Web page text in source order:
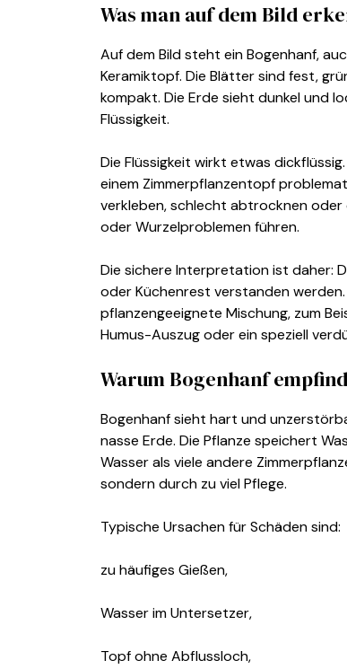
Was man auf dem Bild
Auf dem Bild steht ein Bogenhanf,
Keramiktopf. Die Blätter sind fest,
kompakt. Die Erde sieht dunkel und
Flüssigkeit.
Die Flüssigkeit wirkt etwas
einem Zimmerpflanzentopf
verkleben, schlecht abtrocknen oder
oder Wurzelproblemen führen.
Die sichere Interpretation ist daher:
oder Küchenrest verstanden
pflanzengeeignete Mischung, zum
Humus-Auszug oder ein speziell
Warum Bogenhanf
Bogenhanf sieht hart und
nasse Erde. Die Pflanze speichert
Wasser als viele andere
sondern durch zu viel Pflege.
Typische Ursachen für Schäden sind:
zu häufiges Gießen,
Wasser im Untersetzer,
Topf ohne Abflussloch,